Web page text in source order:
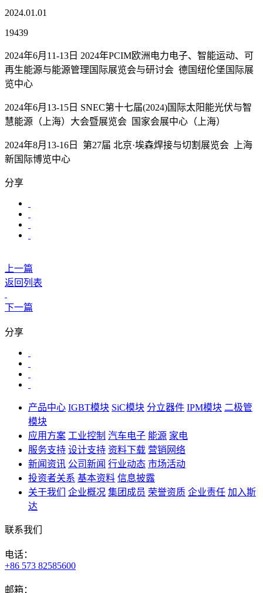
2024.01.01
19439
2024年6月11-13日 2024年PCIM欧洲电力电子、智能运动、可
再生能源与能源管理国际展览会与研讨会 德国纽伦堡国际展
览中心
2024年6月13-15日 SNEC第十七届(2024)国际太阳能光伏与智
慧能源（上海）大会暨展览会 国家会展中心（上海）
2024年8月13-16日 第27届 北京·埃森焊接与切割展览会 上海
新国际博览中心
分享
上一篇
返回列表
下一篇
分享
产品中心 IGBT模块 SiC模块 分立器件 IPM模块 二极管
模块
应用方案 工业控制 汽车电子 能源 家电
服务支持 设计支持 资料下载 营销网络
新闻资讯 公司新闻 行业动态 市场活动
投资者关系 基本资料 信息披露
关于我们
企业概况 集团成员 荣誉资质 企业责任 加入斯
达
联系我们
电话：
+86 573 82585600
邮箱：